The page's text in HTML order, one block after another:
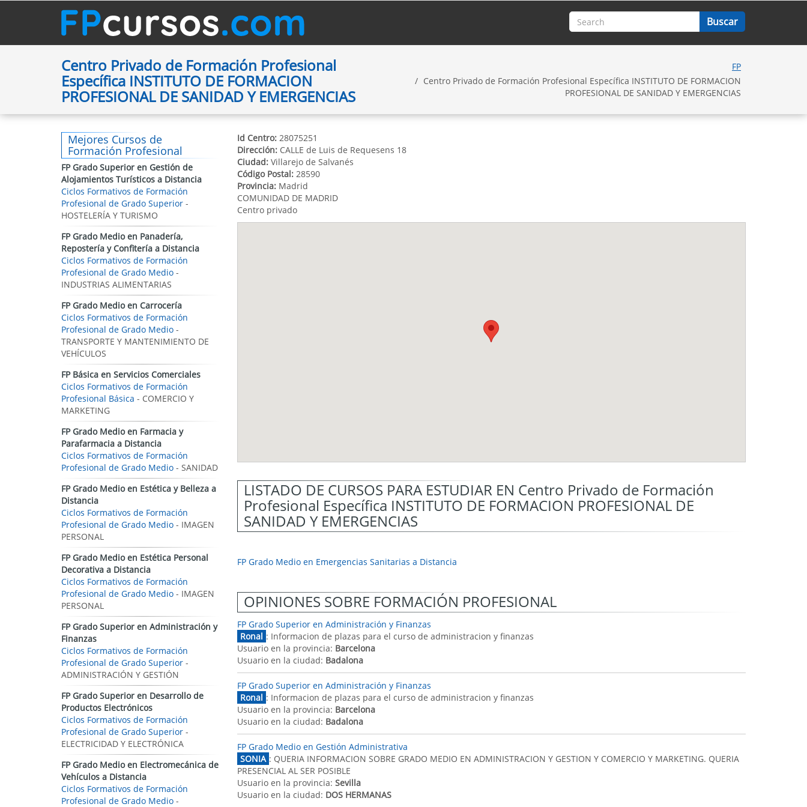
Centro Privado de Formación Profesional
Específica INSTITUTO DE FORMACION
PROFESIONAL DE SANIDAD Y EMERGENCIAS
FP
Centro Privado de Formación Profesional Específica INSTITUTO DE FORMACION
PROFESIONAL DE SANIDAD Y EMERGENCIAS
Id Centro:28075251
Dirección:CALLE de Luis de Requesens 18
Ciudad:Villarejo de Salvanés
Código Postal:28590
Provincia:Madrid
COMUNIDAD DE MADRID
Centro privado
LISTADO DE CURSOS PARA ESTUDIAR EN Centro Privado de Formación
Profesional Específica INSTITUTO DE FORMACION PROFESIONAL DE
SANIDAD Y EMERGENCIAS
FP Grado Medio en Emergencias Sanitarias a Distancia
OPINIONES SOBRE FORMACIÓN PROFESIONAL
FP Grado Superior en Administración y Finanzas
Ronal : Informacion de plazas para el curso de administracion y finanzas
Usuario en la provincia: Barcelona
Usuario en la ciudad: Badalona
FP Grado Superior en Administración y Finanzas
Ronal : Informacion de plazas para el curso de administracion y finanzas
Usuario en la provincia: Barcelona
Usuario en la ciudad: Badalona
FP Grado Medio en Gestión Administrativa
SONIA : QUERIA INFORMACION SOBRE GRADO MEDIO EN ADMINISTRACION Y GESTION Y COMERCIO Y MARKETING. QUERIA
PRESENCIAL AL SER POSIBLE
Usuario en la provincia: Sevilla
Usuario en la ciudad: DOS HERMANAS
Mejores Cursos de
Formación Profesional
FP Grado Superior en Gestión de
Alojamientos Turísticos a Distancia
Ciclos Formativos de Formación
Profesional de Grado Superior -
HOSTELERÍA Y TURISMO
FP Grado Medio en Panadería,
Repostería y Confitería a Distancia
Ciclos Formativos de Formación
Profesional de Grado Medio -
INDUSTRIAS ALIMENTARIAS
FP Grado Medio en Carrocería
Ciclos Formativos de Formación
Profesional de Grado Medio -
TRANSPORTE Y MANTENIMIENTO DE
VEHÍCULOS
FP Básica en Servicios Comerciales
Ciclos Formativos de Formación
Profesional Básica - COMERCIO Y
MARKETING
FP Grado Medio en Farmacia y
Parafarmacia a Distancia
Ciclos Formativos de Formación
Profesional de Grado Medio - SANIDAD
FP Grado Medio en Estética y Belleza a
Distancia
Ciclos Formativos de Formación
Profesional de Grado Medio - IMAGEN
PERSONAL
FP Grado Medio en Estética Personal
Decorativa a Distancia
Ciclos Formativos de Formación
Profesional de Grado Medio - IMAGEN
PERSONAL
FP Grado Superior en Administración y
Finanzas
Ciclos Formativos de Formación
Profesional de Grado Superior -
ADMINISTRACIÓN Y GESTIÓN
FP Grado Superior en Desarrollo de
Productos Electrónicos
Ciclos Formativos de Formación
Profesional de Grado Superior -
ELECTRICIDAD Y ELECTRÓNICA
FP Grado Medio en Electromecánica de
Vehículos a Distancia
Ciclos Formativos de Formación
Profesional de Grado Medio -